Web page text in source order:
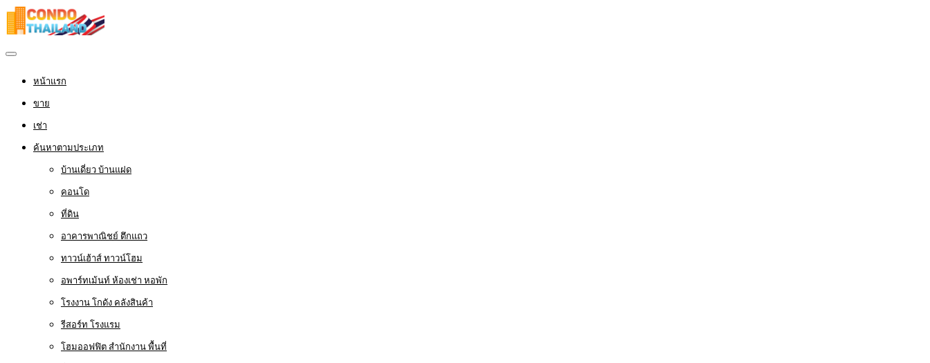
หน้าแรก
ขาย
เช่า
ค้นหาตามประเภท
บ้านเดี่ยว บ้านแฝด
คอนโด
ที่ดิน
อาคารพาณิชย์ ตึกแถว
ทาวน์เฮ้าส์ ทาวน์โฮม
อพาร์ทเม้นท์ ห้องเช่า หอพัก
โรงงาน โกดัง คลังสินค้า
รีสอร์ท โรงแรม
โฮมออฟฟิต สำนักงาน พื้นที่